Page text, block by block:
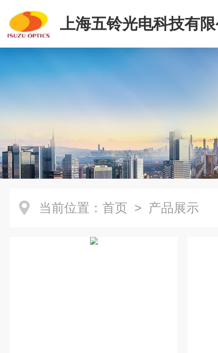
上海五铃光电科技有
当前位置： 首页 > 产品展示